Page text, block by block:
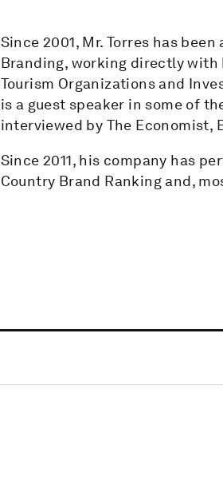
Since 2001, Mr. Torres has
Branding, working directly
Tourism Organizations and
is a guest speaker in some of
interviewed by The Economist,
Since 2011, his company has
Country Brand Ranking and,